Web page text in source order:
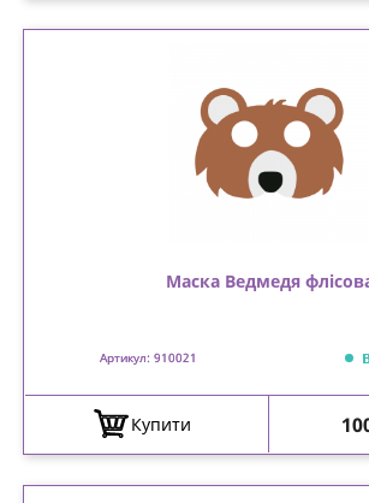
Маска Ведмедя
Артикул: 910021
Купити